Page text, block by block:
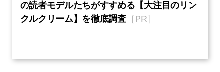
の読者モデルたちがすすめる【大注目のリン
クルクリーム】を徹底調査 ［PR］